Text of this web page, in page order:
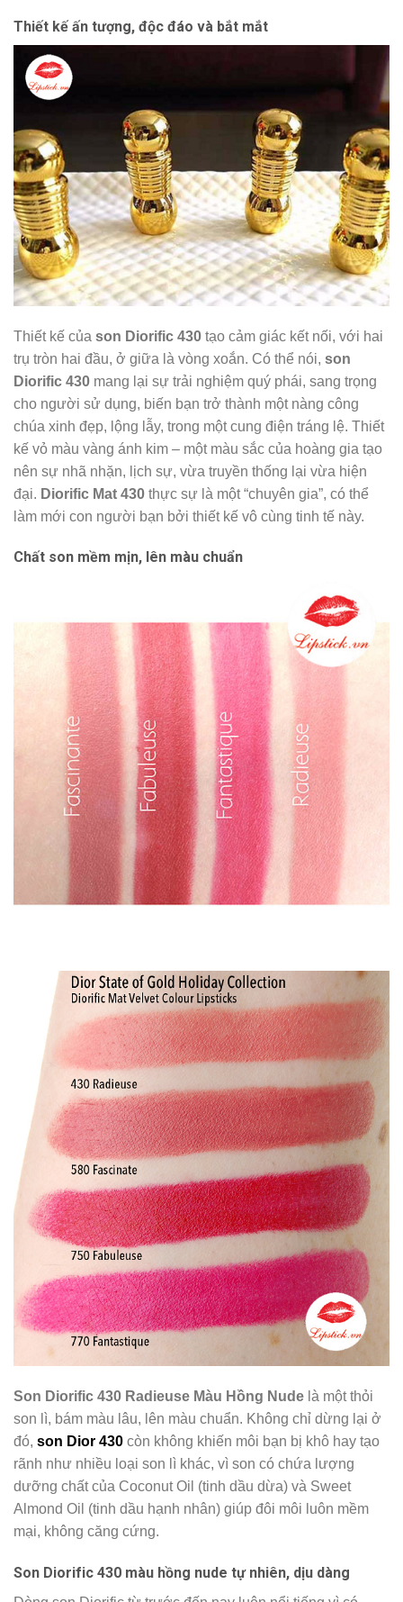
Thiết kế ấn tượng, độc đáo và bắt mắt
Thiết kế của son Diorific 430 tạo cảm giác kết nối, với hai
trụ tròn hai đầu, ở giữa là vòng xoắn. Có thể nói, son
Diorific 430 mang lại sự trải nghiệm quý phái, sang trọng
cho người sử dụng, biến bạn trở thành một nàng công
chúa xinh đẹp, lộng lẫy, trong một cung điện tráng lệ. Thiết
kế vỏ màu vàng ánh kim – một màu sắc của hoàng gia tạo
nên sự nhã nhặn, lịch sự, vừa truyền thống lại vừa hiện
đại. Diorific Mat 430 thực sự là một “chuyên gia”, có thể
làm mới con người bạn bởi thiết kế vô cùng tinh tế này.
Chất son mềm mịn, lên màu chuẩn
Son Diorific 430 Radieuse Màu Hồng Nude là một thỏi
son lì, bám màu lâu, lên màu chuẩn. Không chỉ dừng lại ở
đó, son Dior 430 còn không khiến môi bạn bị khô hay tạo
rãnh như nhiều loại son lì khác, vì son có chứa lượng
dưỡng chất của Coconut Oil (tinh dầu dừa) và Sweet
Almond Oil (tinh dầu hạnh nhân) giúp đôi môi luôn mềm
mại, không căng cứng.
Son Diorific 430 màu hồng nude tự nhiên, dịu dàng